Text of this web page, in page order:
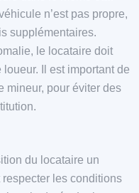
n’est pas propre,
supplémentaires.
le locataire doit
Il est important de
mineur, pour éviter des
du locataire un
les conditions